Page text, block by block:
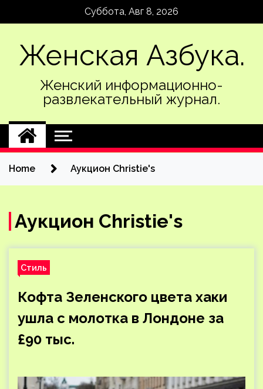
Суббота, Авг 8, 2026
Женская Азбука.
Женский информационно-
развлекательный журнал.
Home Аукцион Christie's
Аукцион Christie's
Стиль
Кофта Зеленского цвета хаки
ушла с молотка в Лондоне за
£90 тыс.